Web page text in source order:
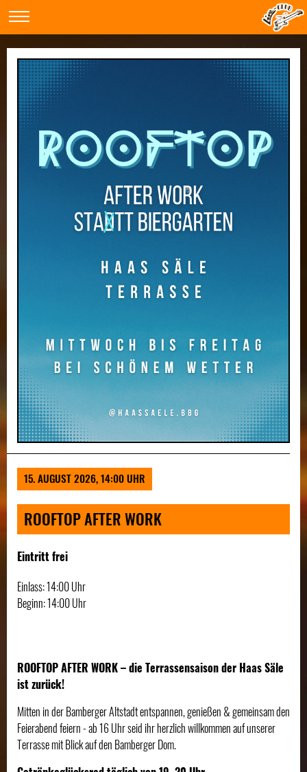
15. AUGUST 2026, 14:00 UHR
ROOFTOP AFTER WORK
Eintritt frei
Einlass: 14:00 Uhr
Beginn: 14:00 Uhr
ROOFTOP AFTER WORK – die Terrassensaison der Haas Säle
ist zurück!
Mitten in der Bamberger Altstadt entspannen, genießen & gemeinsam den
Feierabend feiern - ab 16 Uhr seid ihr herzlich willkommen auf unserer
Terrasse mit Blick auf den Bamberger Dom.